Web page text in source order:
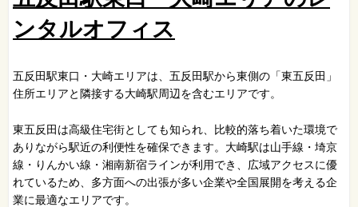
ンタルオフィス
五反田駅東口・大崎エリアは、五反田駅から東側の「東五反田」
住所エリアと隣接する大崎駅周辺を含むエリアです。
東五反田は高級住宅街としても知られ、比較的落ち着いた環境で
ありながら駅近の利便性を確保できます。大崎駅は山手線・埼京
線・りんかい線・湘南新宿ラインが利用でき、広域アクセスに優
れているため、多方面への出張が多い企業や全国展開を考える企
業に最適なエリアです。